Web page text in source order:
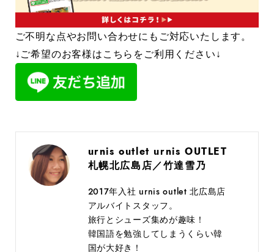
ご不明な点やお問い合わせにもご対応いたします。
↓ご希望のお客様はこちらをご利用ください↓
urnis outlet urnis OUTLET
札幌北広島店／竹達雪乃
2017年入社 urnis outlet 北広島店
アルバイトスタッフ。
旅行とシューズ集めが趣味！
韓国語を勉強してしまうくらい韓
国が大好き！